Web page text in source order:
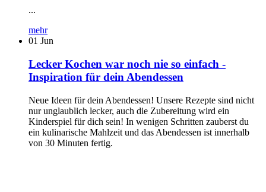
...
mehr
01 Jun
Lecker Kochen war noch nie so einfach -
Inspiration für dein Abendessen
Neue Ideen für dein Abendessen! Unsere Rezepte sind nicht
nur unglaublich lecker, auch die Zubereitung wird ein
Kinderspiel für dich sein! In wenigen Schritten zauberst du
ein kulinarische Mahlzeit und das Abendessen ist innerhalb
von 30 Minuten fertig.